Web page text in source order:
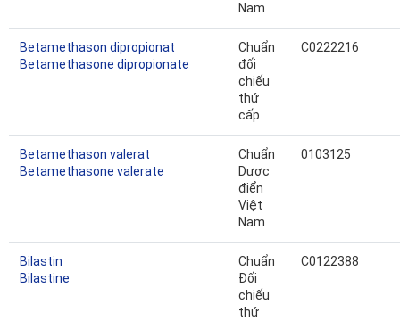
Nam
Betamethason dipropionat
Betamethasone dipropionate
Chuẩn
đối
chiếu
thứ
cấp
C0222216
Betamethason valerat
Betamethasone valerate
Chuẩn
Dược
điển
Việt
Nam
0103125
Bilastin
Bilastine
Chuẩn
Đối
chiếu
thứ
C0122388